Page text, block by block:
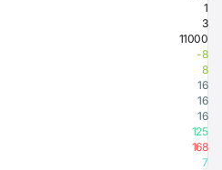
1
3
11000
-8
8
16
16
16
125
168
7